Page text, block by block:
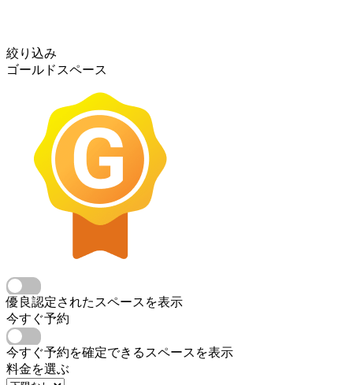
絞り込み
ゴールドスペース
優良認定されたスペースを表示
今すぐ予約
今すぐ予約を確定できるスペースを表示
料金を選ぶ